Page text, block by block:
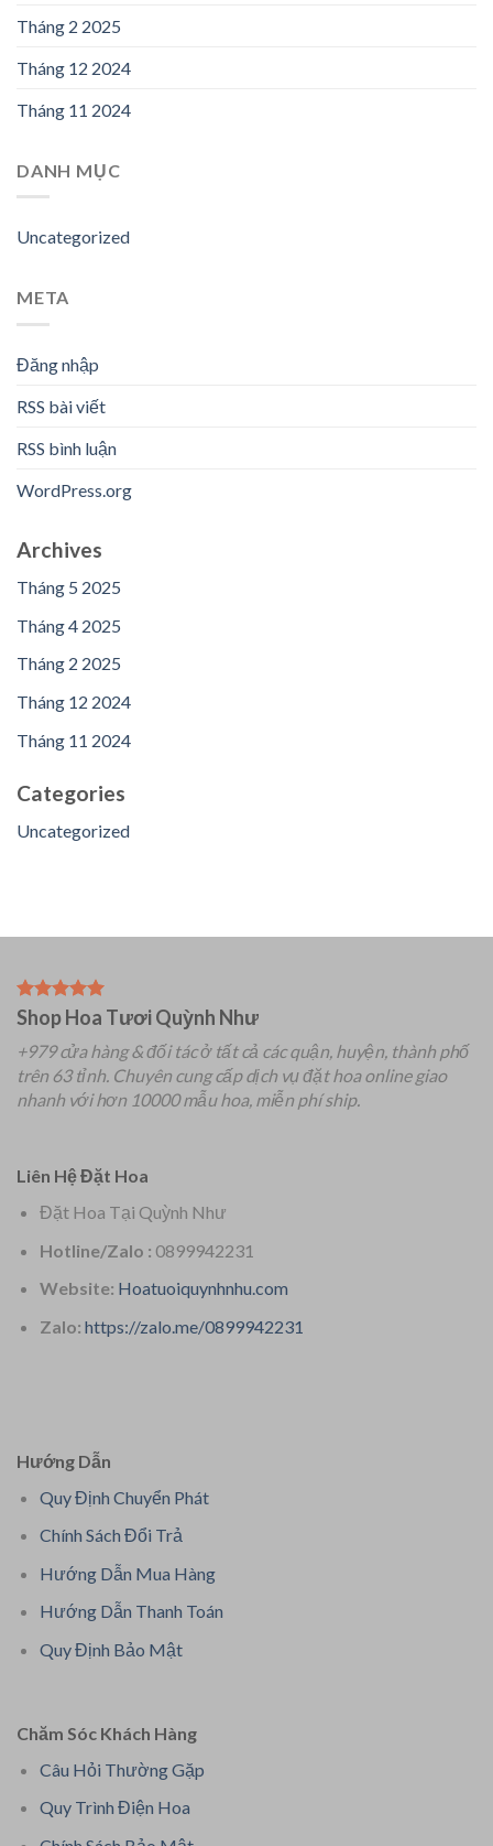
Tháng 2 2025
Tháng 12 2024
Tháng 11 2024
DANH MỤC
Uncategorized
META
Đăng nhập
RSS bài viết
RSS bình luận
WordPress.org
Archives
Tháng 5 2025
Tháng 4 2025
Tháng 2 2025
Tháng 12 2024
Tháng 11 2024
Categories
Uncategorized
Shop Hoa Tươi Quỳnh Như
+979 cửa hàng & đối tác ở tất cả các quận, huyện, thành phố
trên 63 tỉnh. Chuyên cung cấp dịch vụ đặt hoa online giao
nhanh với hơn 10000 mẫu hoa, miễn phí ship.
Liên Hệ Đặt Hoa
Đặt Hoa Tại Quỳnh Như
Hotline/Zalo : 0899942231
Website: Hoatuoiquynhnhu.com
Zalo: https://zalo.me/0899942231
Hướng Dẫn
Quy Định Chuyển Phát
Chính Sách Đổi Trả
Hướng Dẫn Mua Hàng
Hướng Dẫn Thanh Toán
Quy Định Bảo Mật
Chăm Sóc Khách Hàng
Câu Hỏi Thường Gặp
Quy Trình Điện Hoa